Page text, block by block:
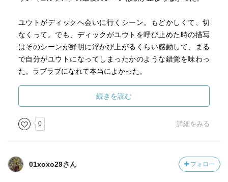
ユウトがディックへ会いに行くシーン。もどかしくて、切
なくって。でも、ディックがユウトを呼び止めた時の描写
はそのシーンが鮮明に浮かび上がるくらい感動して、まる
で自分がユウトになってしまったかのような錯覚を味わっ
た。ラブラブになれて本当によかった。
いつまでも2人が幸せである事を信じて…。
続きを読む
0 詳細をみる
01xoxo29さん フォロー